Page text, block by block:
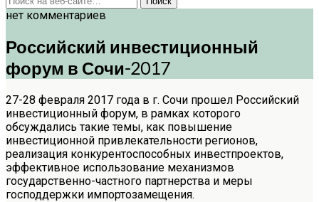
нет комментариев
Российский инвестиционный
форум в Сочи-2017
27-28 февраля 2017 года в г. Сочи прошел Российский
инвестиционный форум, в рамках которого
обсуждались такие темы, как повышение
инвестиционной привлекательности регионов,
реализация конкурентоспособных инвестпроектов,
эффективное использование механизмов
государственно-частного партнерства и меры
господдержки импортозамещения.